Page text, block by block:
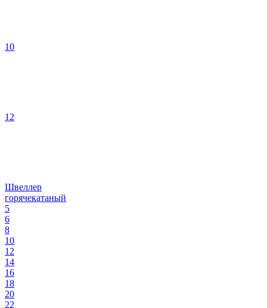
10
12
Швеллер
горячекатаный
5
6
8
10
12
14
16
18
20
22